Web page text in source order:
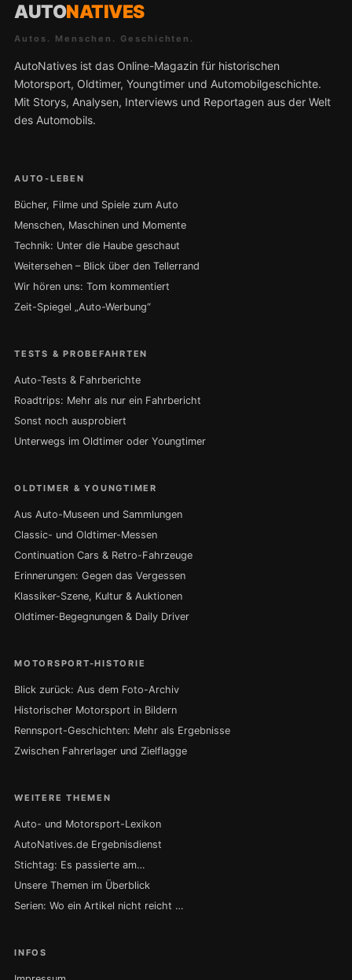
AUTONATIVES
Autos. Menschen. Geschichten.
AutoNatives ist das Online-Magazin für historischen
Motorsport, Oldtimer, Youngtimer und Automobilgeschichte.
Mit Storys, Analysen, Interviews und Reportagen aus der Welt
des Automobils.
AUTO-LEBEN
Bücher, Filme und Spiele zum Auto
Menschen, Maschinen und Momente
Technik: Unter die Haube geschaut
Weitersehen – Blick über den Tellerrand
Wir hören uns: Tom kommentiert
Zeit-Spiegel „Auto-Werbung“
TESTS & PROBEFAHRTEN
Auto-Tests & Fahrberichte
Roadtrips: Mehr als nur ein Fahrbericht
Sonst noch ausprobiert
Unterwegs im Oldtimer oder Youngtimer
OLDTIMER & YOUNGTIMER
Aus Auto-Museen und Sammlungen
Classic- und Oldtimer-Messen
Continuation Cars & Retro-Fahrzeuge
Erinnerungen: Gegen das Vergessen
Klassiker-Szene, Kultur & Auktionen
Oldtimer-Begegnungen & Daily Driver
MOTORSPORT-HISTORIE
Blick zurück: Aus dem Foto-Archiv
Historischer Motorsport in Bildern
Rennsport-Geschichten: Mehr als Ergebnisse
Zwischen Fahrerlager und Zielflagge
WEITERE THEMEN
Auto- und Motorsport-Lexikon
AutoNatives.de Ergebnisdienst
Stichtag: Es passierte am…
Unsere Themen im Überblick
Serien: Wo ein Artikel nicht reicht …
INFOS